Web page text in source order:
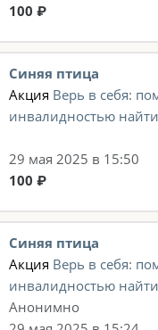
100 ₽
Синяя птица
Акция Верь в себя:
инвалидностью
29 мая 2025 в 15:50
100 ₽
Синяя птица
Акция Верь в себя:
инвалидностью
Анонимно